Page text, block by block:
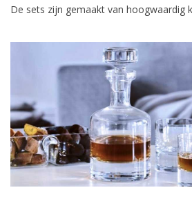
De sets zijn gemaakt van hoogwaardig